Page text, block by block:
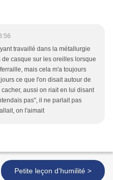
travaillé dans la métallurgie
casque sur les oreilles lorsque
mais cela m'a toujours
ce que l'on disait autour de
aussi on riait en lui disant
pas", il ne parlait pas
on l'aimait
Petite leçon d'humilité >